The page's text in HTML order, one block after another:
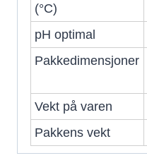
(°C)
pH optimal
Pakkedimensjoner
Vekt på varen
Pakkens vekt